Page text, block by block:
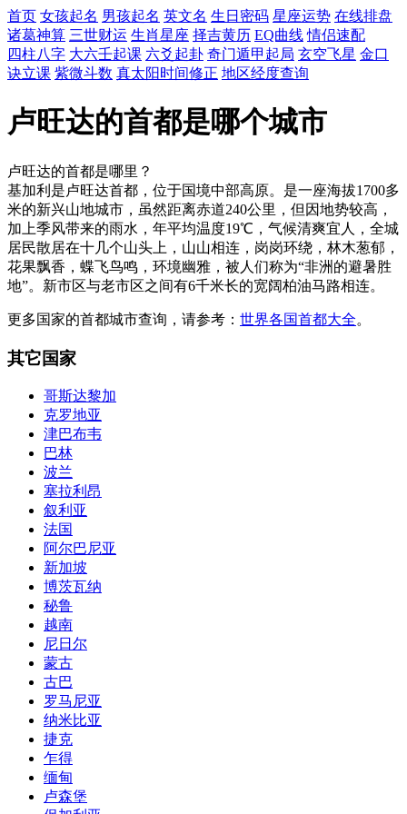
首页 女孩起名 男孩起名 英文名 生日密码 星座运势 在线排盘
诸葛神算 三世财运 生肖星座 择吉黄历 EQ曲线 情侣速配
四柱八字 大六壬起课 六爻起卦 奇门遁甲起局 玄空飞星 金口
诀立课 紫微斗数 真太阳时间修正 地区经度查询
卢旺达的首都是哪个城市
卢旺达的首都是哪里？
基加利是卢旺达首都，位于国境中部高原。是一座海拔1700多
米的新兴山地城市，虽然距离赤道240公里，但因地势较高，
加上季风带来的雨水，年平均温度19℃，气候清爽宜人，全城
居民散居在十几个山头上，山山相连，岗岗环绕，林木葱郁，
花果飘香，蝶飞鸟鸣，环境幽雅，被人们称为“非洲的避暑胜
地”。新市区与老市区之间有6千米长的宽阔柏油马路相连。
更多国家的首都城市查询，请参考： 世界各国首都大全。
其它国家
哥斯达黎加
克罗地亚
津巴布韦
巴林
波兰
塞拉利昂
叙利亚
法国
阿尔巴尼亚
新加坡
博茨瓦纳
秘鲁
越南
尼日尔
蒙古
古巴
罗马尼亚
纳米比亚
捷克
乍得
缅甸
卢森堡